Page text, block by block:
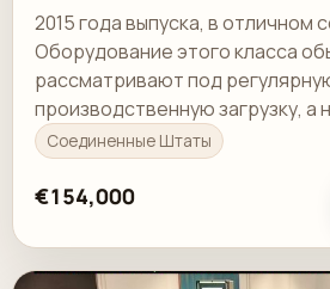
2015 года выпуска, в отличном
Оборудование этого класса
рассматривают под
производственную загрузку, а
покупку в склад.
Соединенные Штаты
€154,000